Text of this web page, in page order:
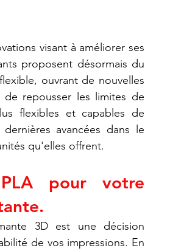
visant à améliorer ses
ouvrant de nouvelles
de repousser les limites de
flexibles et capables de
avancées dans le
qu'elles offrent.
pour votre
3D est une décision
de vos impressions. En